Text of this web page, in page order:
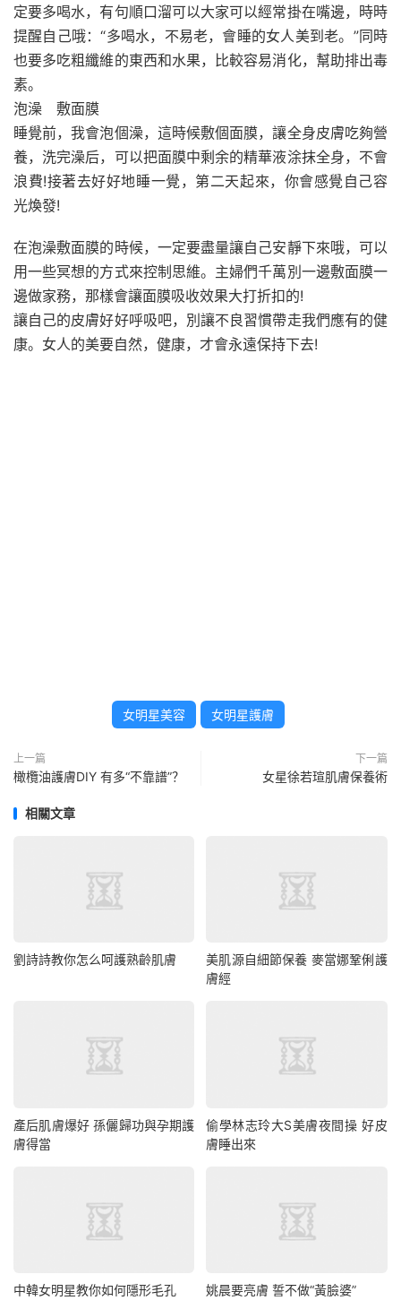
定要多喝水，有句順口溜可以大家可以經常掛在嘴邊，時時
提醒自己哦：“多喝水，不易老，會睡的女人美到老。”同時
也要多吃粗纖維的東西和水果，比較容易消化，幫助排出毒
素。
泡澡 敷面膜
睡覺前，我會泡個澡，這時候敷個面膜，讓全身皮膚吃夠營
養，洗完澡后，可以把面膜中剩余的精華液涂抹全身，不會
浪費!接著去好好地睡一覺，第二天起來，你會感覺自己容
光煥發!
在泡澡敷面膜的時候，一定要盡量讓自己安靜下來哦，可以
用一些冥想的方式來控制思維。主婦們千萬別一邊敷面膜一
邊做家務，那樣會讓面膜吸收效果大打折扣的!
讓自己的皮膚好好呼吸吧，別讓不良習慣帶走我們應有的健
康。女人的美要自然，健康，才會永遠保持下去!
女明星美容 女明星護膚
上一篇
橄欖油護膚DIY 有多“不靠譜”？
下一篇
女星徐若瑄肌膚保養術
相關文章
劉詩詩教你怎么呵護熟齡肌膚
美肌源自細節保養 麥當娜鞏俐護
膚經
產后肌膚爆好 孫儷歸功與孕期護
膚得當
偷學林志玲大S美膚夜間操 好皮
膚睡出來
中韓女明星教你如何隱形毛孔 姚晨要亮膚 誓不做“黃臉婆”